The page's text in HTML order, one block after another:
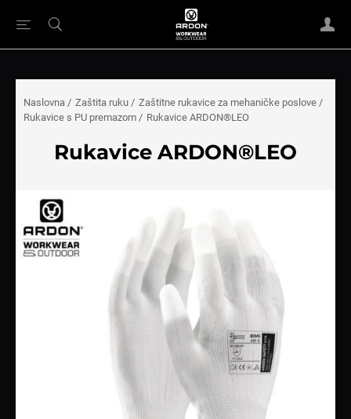
Naslovna / Zaštita ruku / Zaštitne rukavice za mehaničke poslove /
Rukavice s PU premazom / Rukavice ARDON®LEO
Rukavice ARDON®LEO